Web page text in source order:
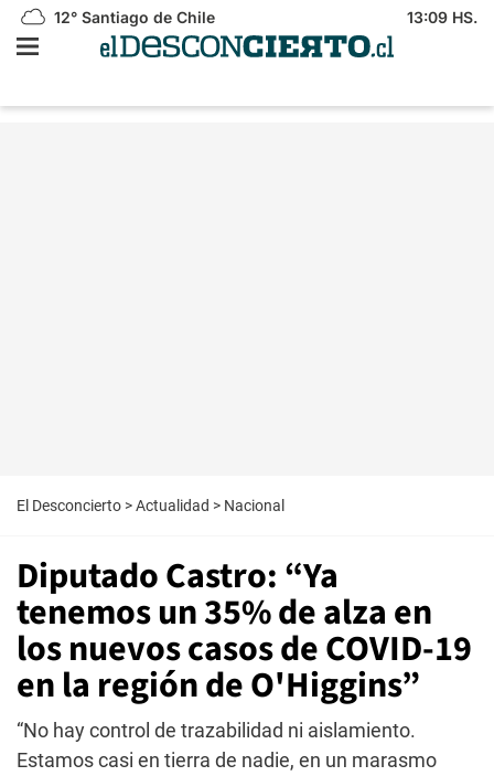
12° Santiago de Chile 13:09 HS.
El Desconcierto >Actualidad > Nacional
Diputado Castro: “Ya
tenemos un 35% de alza en
los nuevos casos de COVID-19
en la región de O'Higgins”
“No hay control de trazabilidad ni aislamiento.
Estamos casi en tierra de nadie, en un marasmo